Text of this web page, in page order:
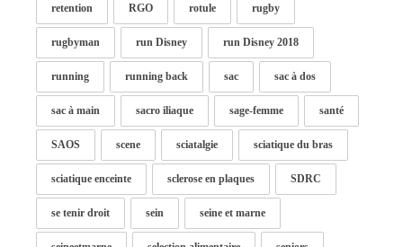
retention RGO rotule rugby
rugbyman run Disney run Disney 2018
running running back sac sac à dos
sac à main sacro iliaque sage-femme santé
SAOS scene sciatalgie sciatique du bras
sciatique enceinte sclerose en plaques SDRC
se tenir droit sein seine et marne